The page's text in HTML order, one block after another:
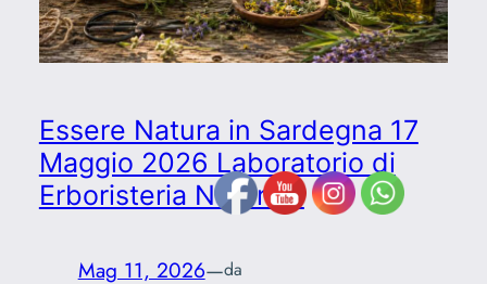
Essere Natura in Sardegna 17
Maggio 2026 Laboratorio di
Erboristeria Naturale
Mag 11, 2026—da